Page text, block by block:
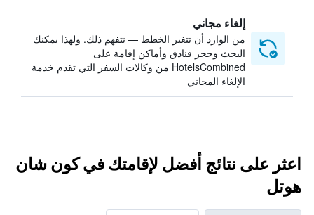
إلغاء مجاني
من الوارد أن تتغير الخطط — نتفهم ذلك. ولهذا يمكنك
البحث وحجز فنادق وأماكن إقامة على
HotelsCombined من وكالات السفر التي تقدم خدمة
الإلغاء المجاني
اعثر على نتائج أفضل لإقامتك في كون شان
هوتل